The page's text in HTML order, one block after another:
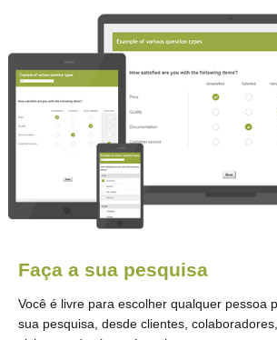
Faça a sua pesquisa
Você é livre para escolher qualquer pessoa
sua pesquisa, desde clientes,